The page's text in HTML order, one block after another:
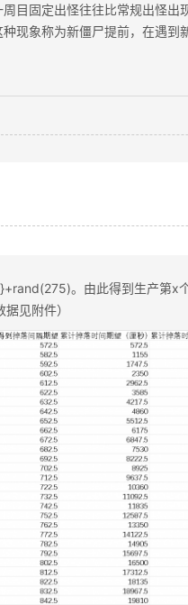
目固定出怪往往比常规出怪出
现象称为新僵尸提前，在遇到
。由此得到生产第x
见附件）